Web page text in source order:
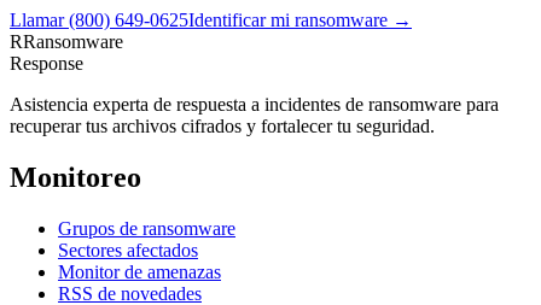
Llamar(800) 649-0625Identificar mi ransomware →
RRansomware
Response
Asistencia experta de respuesta a incidentes de ransomware para
recuperar tus archivos cifrados y fortalecer tu seguridad.
Monitoreo
Grupos de ransomware
Sectores afectados
Monitor de amenazas
RSS de novedades